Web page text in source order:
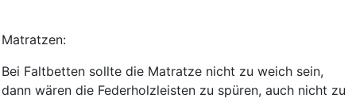
Matratzen:
Bei Faltbetten sollte die Matratze nicht zu weich sein,
dann wären die Federholzleisten zu spüren, auch nicht zu